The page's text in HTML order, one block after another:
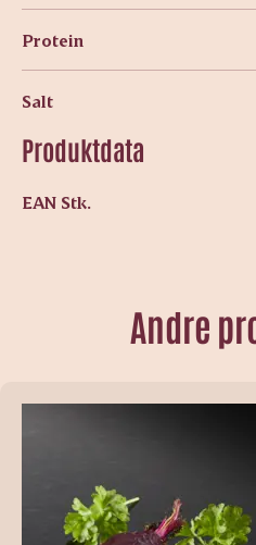
Protein
Salt
Produktdata
EAN Stk.
Andre